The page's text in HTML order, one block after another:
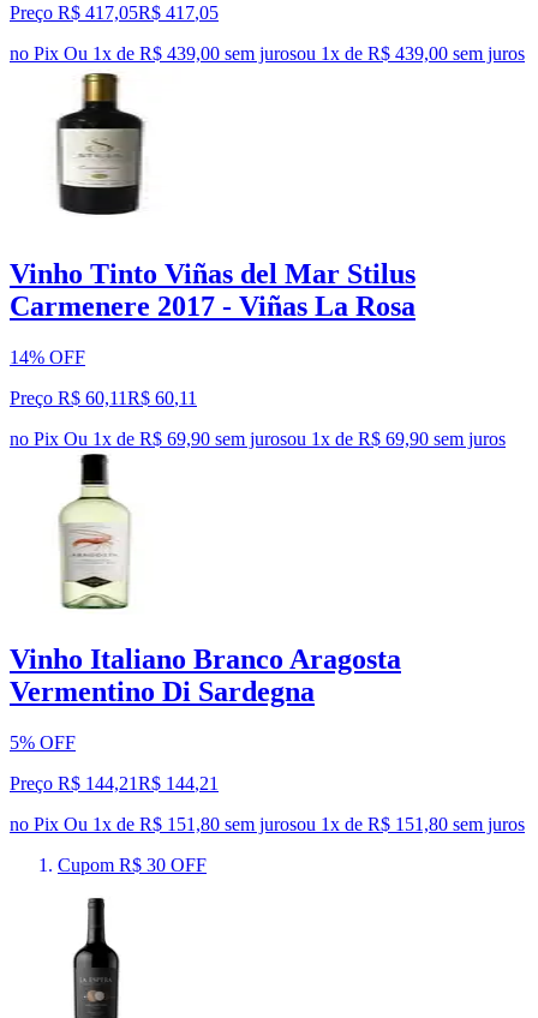
Preço R$ 417,05R$ 417,05
no Pix Ou 1x de R$ 439,00 sem jurosou 1x de R$ 439,00 sem juros
Vinho Tinto Viñas del Mar Stilus
Carmenere 2017 - Viñas La Rosa
14% OFF
Preço R$ 60,11R$ 60,11
no Pix Ou 1x de R$ 69,90 sem jurosou 1x de R$ 69,90 sem juros
Vinho Italiano Branco Aragosta
Vermentino Di Sardegna
5% OFF
Preço R$ 144,21R$ 144,21
no Pix Ou 1x de R$ 151,80 sem jurosou 1x de R$ 151,80 sem juros
Cupom R$ 30 OFF